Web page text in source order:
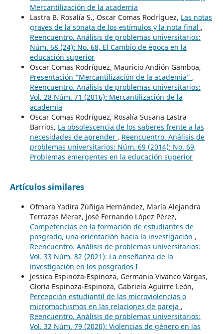
Mercantilización de la academia
Lastra B. Rosalía S., Oscar Comas Rodríguez, Las notas
graves de la sonata de los estímulos y la nota final ,
Reencuentro. Análisis de problemas universitarios:
Núm. 68 (24): No. 68, El Cambio de época en la
educación superior
Oscar Comas Rodríguez, Mauricio Andión Gamboa,
Presentación “Mercantilización de la academia” ,
Reencuentro. Análisis de problemas universitarios:
Vol. 28 Núm. 71 (2016): Mercantilización de la
academia
Oscar Comas Rodríguez, Rosalía Susana Lastra
Barrios, La obsolescencia de los saberes frente a las
necesidades de aprender , Reencuentro. Análisis de
problemas universitarios: Núm. 69 (2014): No. 69,
Problemas emergentes en la educación superior
Artículos similares
Ofmara Yadira Zúñiga Hernández, María Alejandra
Terrazas Meraz, José Fernando López Pérez,
Competencias en la formación de estudiantes de
posgrado, una orientación hacia la investigación ,
Reencuentro. Análisis de problemas universitarios:
Vol. 33 Núm. 82 (2021): La enseñanza de la
investigación en los posgrados I
Jessica Espinoza-Espinoza, Germania Vivanco Vargas,
Gloria Espinoza-Espinoza, Gabriela Aguirre León,
Percepción estudiantil de las microviolencias o
micromachismos en las relaciones de pareja ,
Reencuentro. Análisis de problemas universitarios:
Vol. 32 Núm. 79 (2020): Violencias de género en las